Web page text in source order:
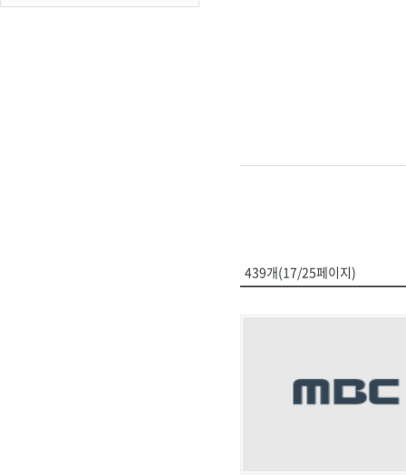
439개(17/25페이지)